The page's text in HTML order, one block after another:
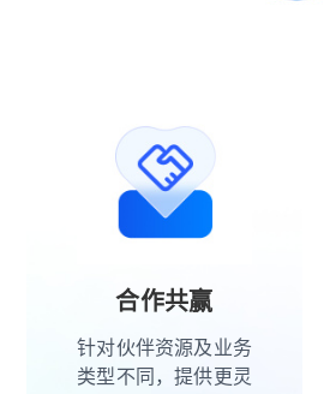
合作共赢
针对伙伴资源及业务
类型不同，提供更灵